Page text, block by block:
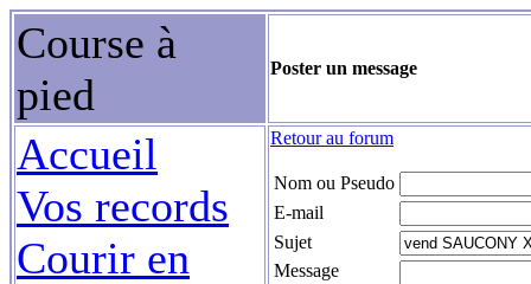
Course à
pied
Poster un message
Accueil
Vos records
Courir en
Retour au forum
Nom ou Pseudo
E-mail
Sujet
Message